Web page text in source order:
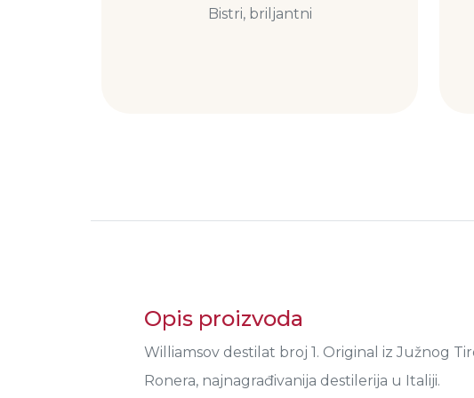
Bistri, briljantni
Opis proizvoda
Williamsov destilat broj 1. Original iz Južnog
Ronera, najnagrađivanija destilerija u Italiji.